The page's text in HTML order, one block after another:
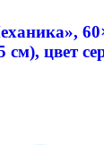
см), цвет